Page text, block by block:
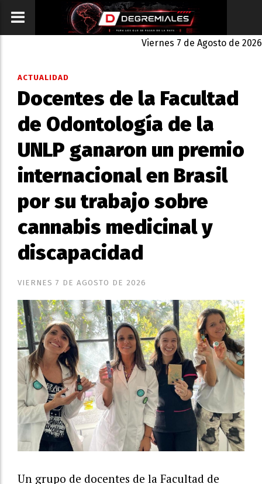
Viernes 7 de Agosto de 2026
Docentes de la Facultad
de Odontología de la
UNLP ganaron un premio
internacional en Brasil
por su trabajo sobre
cannabis medicinal y
discapacidad
ACTUALIDAD
VIERNES 7 DE AGOSTO DE 2026
Un grupo de docentes de la Facultad de